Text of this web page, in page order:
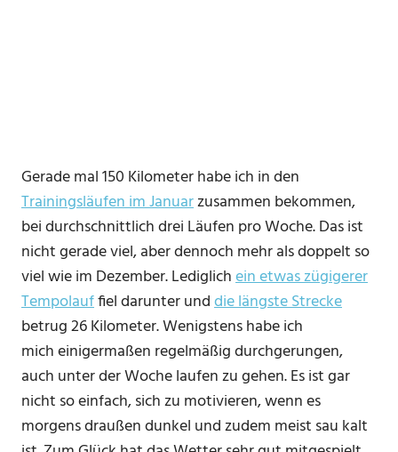
Gerade mal 150 Kilometer habe ich in den
Trainingsläufen im Januarzusammen bekommen,
bei durchschnittlich drei Läufen pro Woche. Das ist
nicht gerade viel, aber dennoch mehr als doppelt so
viel wie im Dezember. Lediglichein etwas zügigerer
Tempolauffiel darunter unddie längste Strecke
betrug 26 Kilometer. Wenigstens habe ich
mich einigermaßen regelmäßig durchgerungen,
auch unter der Woche laufen zu gehen. Es ist gar
nicht so einfach, sich zu motivieren, wenn es
morgens draußen dunkel und zudem meist sau kalt